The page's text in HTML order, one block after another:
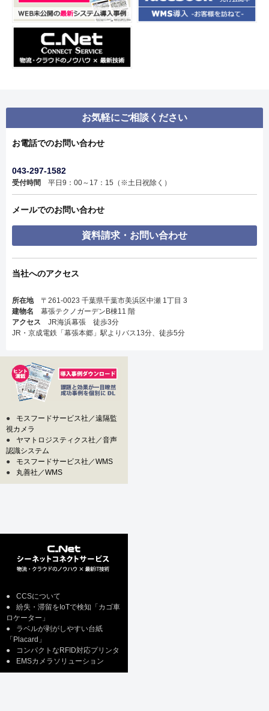
お気軽にご相談ください
お電話でのお問い合わせ
043-297-1582
受付時間 平日9：00～17：15（※土日祝除く）
メールでのお問い合わせ
資料請求・お問い合わせ
当社へのアクセス
所在地〒261-0023 千葉県千葉市美浜区中瀬 1丁目 3
建物名 幕張テクノガーデンB棟11 階
アクセス JR海浜幕張 徒歩3分
JR・京成電鉄「幕張本郷」駅よりバス13分、徒歩5分
●
モスフードサービス社／遠隔監
視カメラ
●
ヤマトロジスティクス社／音声
認識システム
●
モスフードサービス社／WMS
●
丸善社／WMS
●
CCSについて
●
紛失・滞留をIoTで検知「カゴ車
ロケーター」
●
ラベルが剥がしやすい台紙
「Placard」
●
コンパクトなRFID対応プリンタ
●
EMSカメラソリューション